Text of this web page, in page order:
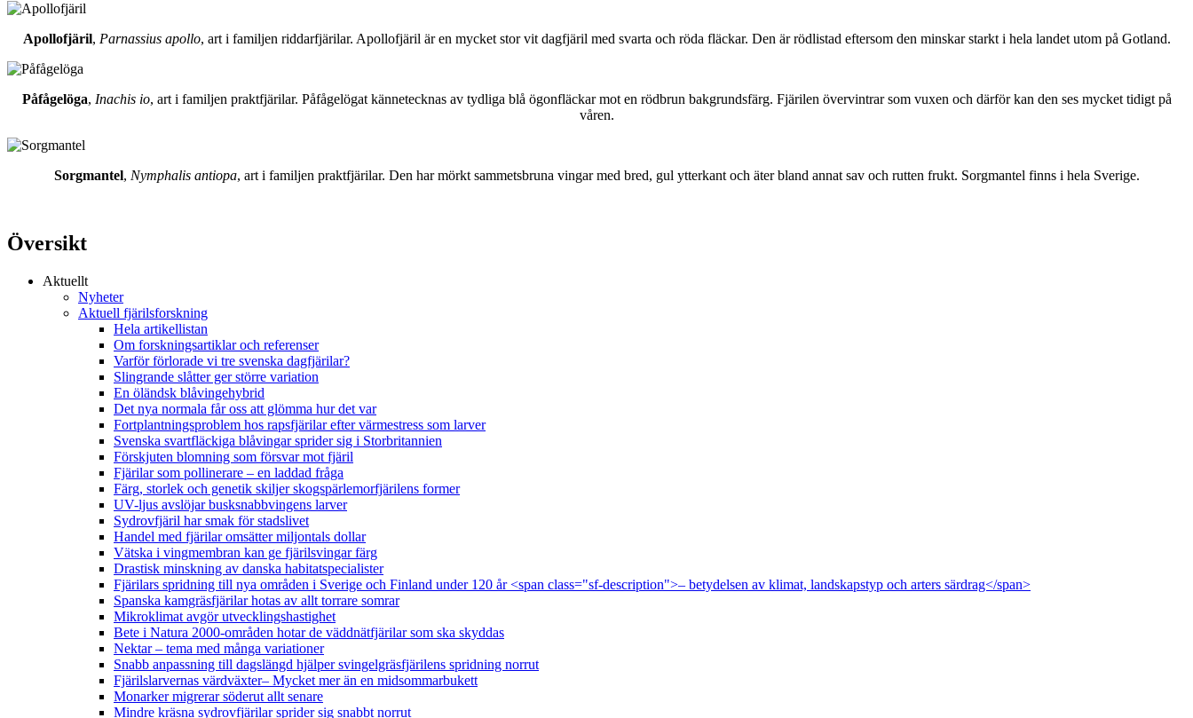
Apollofjäril, Parnassius apollo, art i familjen riddarfjärilar. Apollofjäril är en mycket stor vit dagfjäril med svarta och röda fläckar. Den är rödlistad eftersom den minskar starkt i hela landet utom på Gotland.
Påfågelöga, Inachis io, art i familjen praktfjärilar. Påfågelögat kännetecknas av tydliga blå ögonfläckar mot en rödbrun bakgrundsfärg. Fjärilen övervintrar som vuxen och därför kan den ses mycket tidigt på
våren.
Sorgmantel, Nymphalis antiopa, art i familjen praktfjärilar. Den har mörkt sammetsbruna vingar med bred, gul ytterkant och äter bland annat sav och rutten frukt. Sorgmantel finns i hela Sverige.
Översikt
Aktuellt
Nyheter
Aktuell fjärilsforskning
Hela artikellistan
Om forskningsartiklar och referenser
Varför förlorade vi tre svenska dagfjärilar?
Slingrande slåtter ger större variation
En öländsk blåvingehybrid
Det nya normala får oss att glömma hur det var
Fortplantningsproblem hos rapsfjärilar efter värmestress som larver
Svenska svartfläckiga blåvingar sprider sig i Storbritannien
Förskjuten blomning som försvar mot fjäril
Fjärilar som pollinerare – en laddad fråga
Färg, storlek och genetik skiljer skogspärlemorfjärilens former
UV-ljus avslöjar busksnabbvingens larver
Sydrovfjäril har smak för stadslivet
Handel med fjärilar omsätter miljontals dollar
Vätska i vingmembran kan ge fjärilsvingar färg
Drastisk minskning av danska habitatspecialister
Fjärilars spridning till nya områden i Sverige och Finland under 120 år <span class="sf-description">– betydelsen av klimat, landskapstyp och arters särdrag</span>
Spanska kamgräsfjärilar hotas av allt torrare somrar
Mikroklimat avgör utvecklingshastighet
Bete i Natura 2000-områden hotar de väddnätfjärilar som ska skyddas
Nektar – tema med många variationer
Snabb anpassning till dagslängd hjälper svingelgräsfjärilens spridning norrut
Fjärilslarvernas värdväxter– Mycket mer än en midsommarbukett
Monarker migrerar söderut allt senare
Mindre kräsna sydrovfjärilar sprider sig snabbt norrut